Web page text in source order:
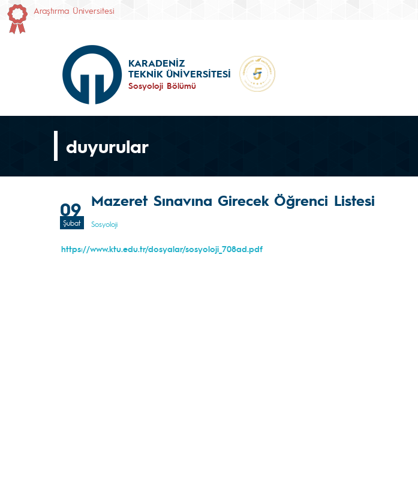
Araştırma Üniversitesi
KARADENİZ
TEKNİK ÜNİVERSİTESİ
Sosyoloji Bölümü
duyurular
09
Şubat
Mazeret Sınavına Girecek Öğrenci Listesi
Sosyoloji
https://www.ktu.edu.tr/dosyalar/sosyoloji_708ad.pdf